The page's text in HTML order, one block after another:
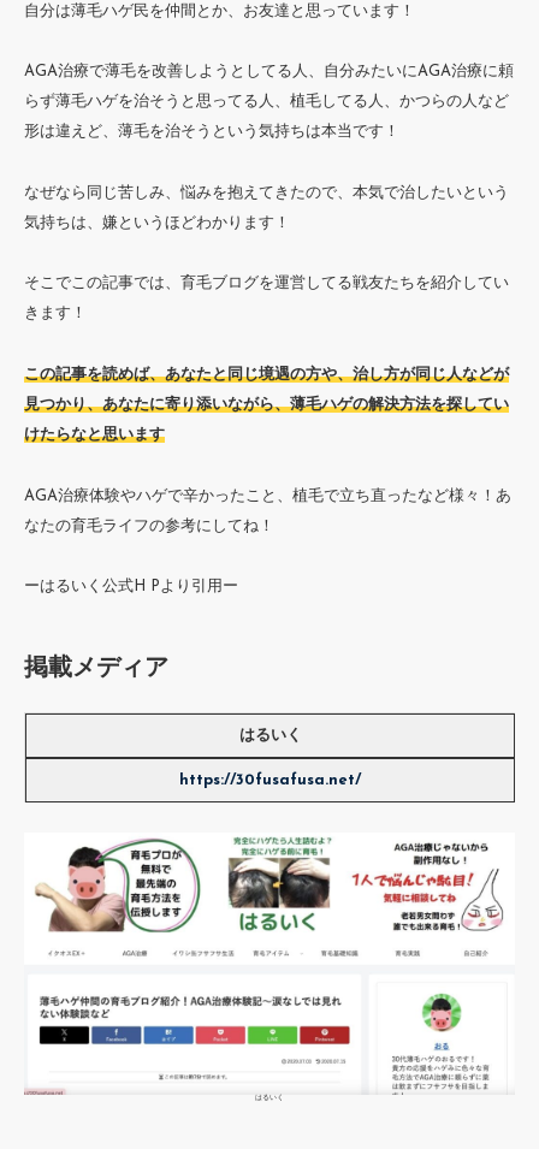
自分は薄毛ハゲ民を仲間とか、お友達と思っています！
AGA治療で薄毛を改善しようとしてる人、自分みたいにAGA治療に頼
らず薄毛ハゲを治そうと思ってる人、植毛してる人、かつらの人など
形は違えど、薄毛を治そうという気持ちは本当です！
なぜなら同じ苦しみ、悩みを抱えてきたので、本気で治したいという
気持ちは、嫌というほどわかります！
そこでこの記事では、育毛ブログを運営してる戦友たちを紹介してい
きます！
この記事を読めば、あなたと同じ境遇の方や、治し方が同じ人などが
見つかり、あなたに寄り添いながら、薄毛ハゲの解決方法を探してい
けたらなと思います
AGA治療体験やハゲで辛かったこと、植毛で立ち直ったなど様々！あ
なたの育毛ライフの参考にしてね！
ーはるいく公式H Pより引用ー
掲載メディア
はるいく
https://30fusafusa.net/
はるいく